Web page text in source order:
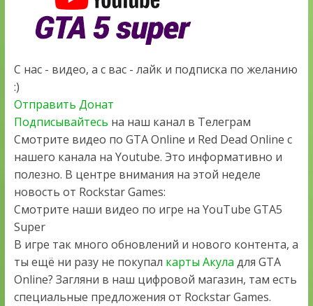
С нас - видео, а с вас - лайк и подписка по желанию
:)
Отправить Донат
Подписывайтесь на наш канал в Телеграм
Смотрите видео по GTA Online и Red Dead Online с
нашего канала на Youtube. Это информативно и
полезно. В центре внимания на этой неделе
новость от Rockstar Games:
Смотрите наши видео по игре на YouTube GTA5
Super
В игре так много обновлений и нового контента, а
ты ещё ни разу не покупал карты Акула для GTA
Online? Загляни в наш цифровой магазин, там есть
специальные предложения от Rockstar Games.